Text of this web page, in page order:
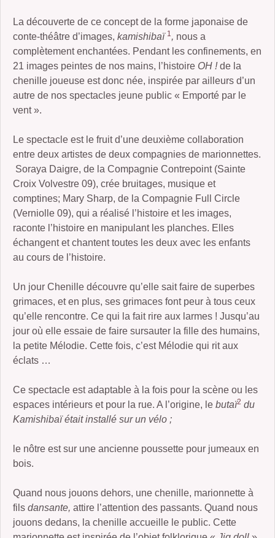
La découverte de ce concept de la forme japonaise de
conte-théâtre d’images, kamishibaï 1, nous a
complètement enchantées. Pendant les confinements, en
21 images peintes de nos mains, l’histoire OH !de la
chenille joueuse est donc née, inspirée par ailleurs d’un
autre de nos spectacles jeune public « Emporté par le
vent ».
Le spectacle est le fruit d’une deuxième collaboration
entre deux artistes de deux compagnies de marionnettes.
Soraya Daigre, de la Compagnie Contrepoint (Sainte
Croix Volvestre 09), crée bruitages, musique et
comptines; Mary Sharp, de la Compagnie Full Circle
(Verniolle 09), qui a réalisé l’histoire et les images,
raconte l’histoire en manipulant les planches. Elles
échangent et chantent toutes les deux avec les enfants
au cours de l’histoire.
Un jour Chenille découvre qu’elle sait faire de superbes
grimaces, et en plus, ses grimaces font peur à tous ceux
qu’elle rencontre. Ce qui la fait rire aux larmes ! Jusqu’au
jour où elle essaie de faire sursauter la fille des humains,
la petite Mélodie. Cette fois, c’est Mélodie qui rit aux
éclats …
Ce spectacle est adaptable à la fois pour la scène ou les
espaces intérieurs et pour la rue. A l’origine, le butaï2 du
Kamishibaï était installé sur un vélo ;
le nôtre est sur une ancienne poussette pour jumeaux en
bois.
Quand nous jouons dehors, une chenille, marionnette à
fils dansante, attire l’attention des passants. Quand nous
jouons dedans, la chenille accueille le public. Cette